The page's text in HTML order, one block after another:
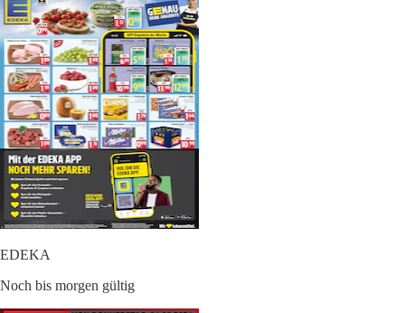
EDEKA
Noch bis morgen gültig